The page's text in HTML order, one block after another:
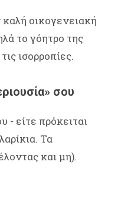
οικογενειακή
το γόητρο της
ισορροπίες.
σου
- είτε πρόκειται
Τα
και μη).